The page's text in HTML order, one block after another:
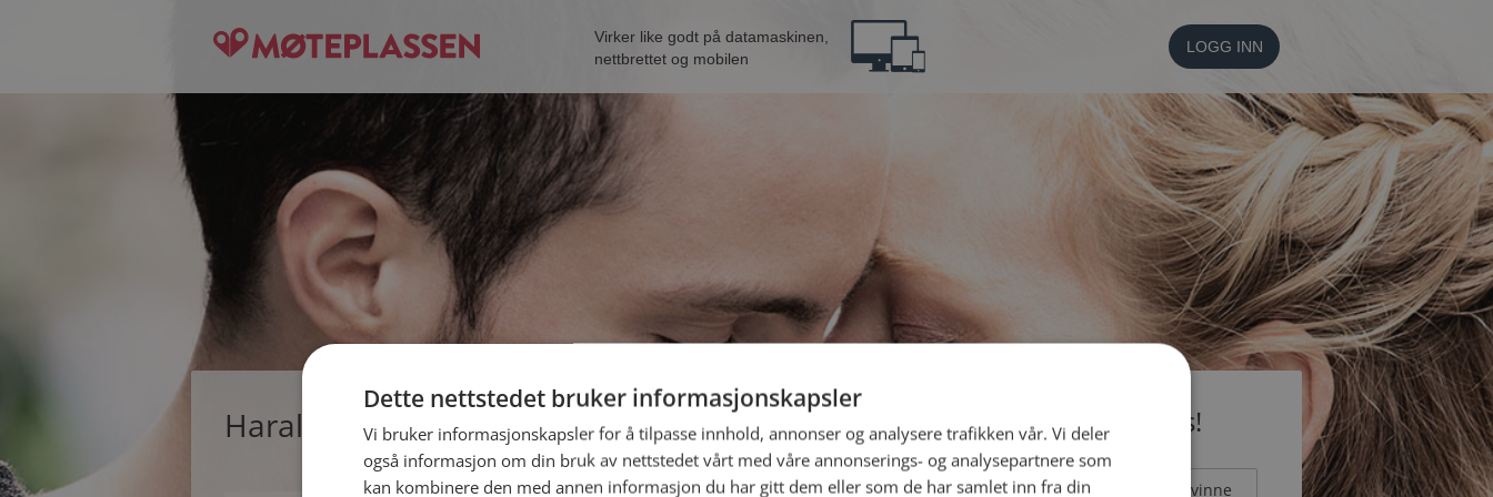
Virker like godt på datamaskinen,
nettbrettet og mobilen
LOGG INN
Harald, single mann fra Brønnøy Bli medlem gratis!
Jeg er en: Mann Kvinne
Dette nettstedet bruker informasjonskapsler
Vi bruker informasjonskapsler for å tilpasse innhold, annonser og analysere trafikken vår. Vi deler
også informasjon om din bruk av nettstedet vårt med våre annonserings- og analysepartnere som
kan kombinere den med annen informasjon du har gitt dem eller som de har samlet inn fra din